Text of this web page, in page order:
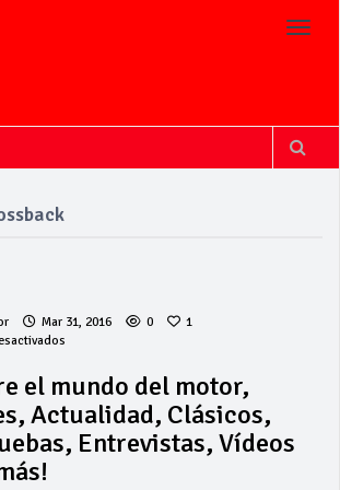
Mar 31, 2016 0
1
el
mundo
del
motor,
el mundo del motor,
Actualidad, Clásicos,
Entrevistas, Vídeos